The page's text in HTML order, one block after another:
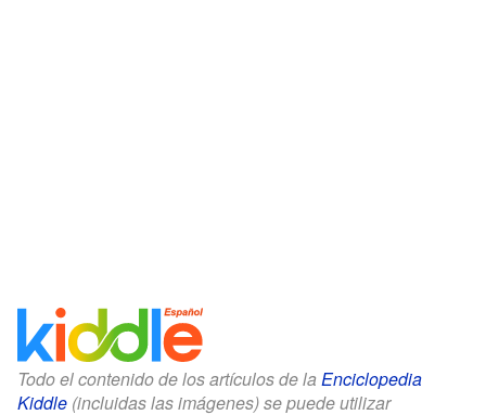
Todo el contenido de los artículos de la Enciclopedia
Kiddle (incluidas las imágenes) se puede utilizar